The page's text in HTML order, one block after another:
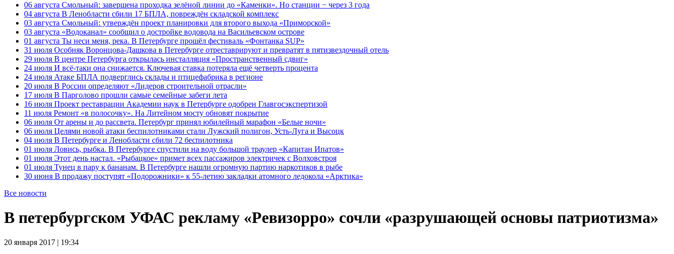
06 августа Смольный: завершена проходка зелёной линии до «Каменки». Но станции − через 3 года
04 августа В Ленобласти сбили 17 БПЛА, повреждён складской комплекс
03 августа Смольный: утверждён проект планировки для второго выхода «Приморской»
03 августа «Водоканал» сообщил о достройке водовода на Васильевском острове
01 августа Ты неси меня, река. В Петербурге прошёл фестиваль «Фонтанка SUP»
31 июля Особняк Воронцова-Дашкова в Петербурге отреставрируют и превратят в пятизвездочный отель
29 июля В центре Петербурга открылась инсталляция «Пространственный сдвиг»
24 июля И всё-таки она снижается. Ключевая ставка потеряла ещё четверть процента
24 июля Атаке БПЛА подверглись склады и птицефабрика в регионе
20 июля В России определяют «Лидеров строительной отрасли»
17 июля В Парголово прошли самые семейные забеги лета
16 июля Проект реставрации Академии наук в Петербурге одобрен Главгосэкспертизой
11 июля Ремонт «в полосочку». На Литейном мосту обновят покрытие
06 июля От арены и до рассвета. Петербург принял юбилейный марафон «Белые ночи»
06 июля Целями новой атаки беспилотниками стали Лужский полигон, Усть-Луга и Высоцк
04 июля В Петербурге и Ленобласти сбили 72 беспилотника
01 июля Ловись, рыбка. В Петербурге спустили на воду большой траулер «Капитан Ипатов»
01 июля Этот день настал. «Рыбацкое» примет всех пассажиров электричек с Волховстроя
01 июля Тунец в пару к бананам. В Петербурге нашли огромную партию наркотиков в рыбе
30 июня В продажу поступят «Подорожники» к 55-летию закладки атомного ледокола «Арктика»
Все новости
В петербургском УФАС рекламу «Ревизорро» сочли «разрушающей основы патриотизма»
20 января 2017 | 19:34